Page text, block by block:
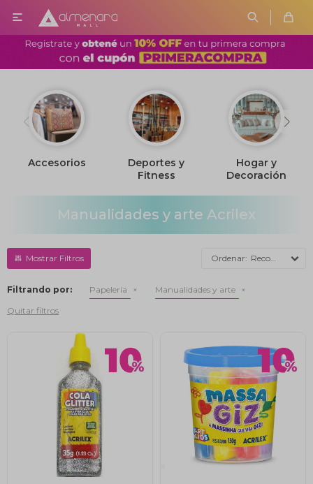

Accesorios
Deportes y
Fitness
Hogar y
Decoración
Manualidades y arte Acrilex
Recomendados
Filtrando por: Papelería
Manualidades y arte
Quitar filtros